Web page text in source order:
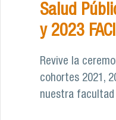
Salud
y 2023
Revive la
cohortes 2021,
nuestra facultad